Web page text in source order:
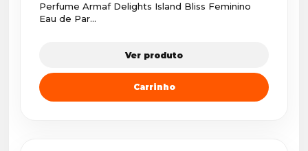
Perfume Armaf Delights Island Bliss Feminino
Eau de Par...
Ver produto
Carrinho